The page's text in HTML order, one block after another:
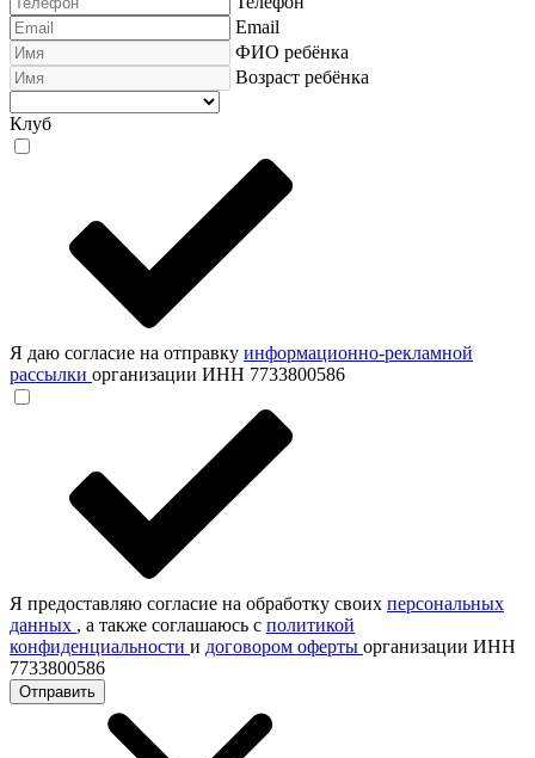
Email
ФИО ребёнка
Возраст ребёнка
Клуб
Я даю согласие на отправку информационно-рекламной
рассылки организации ИНН 7733800586
Я предоставляю согласие на обработку своих персональных
данных , а также соглашаюсь с политикой
конфиденциальности и договором оферты организации ИНН
7733800586
Отправить